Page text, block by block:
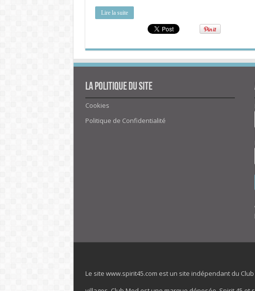
Lire la suite
La politique du site
Cookies
Politique de Confidentialité
Le site www.spirit45.com est un site indépendant du